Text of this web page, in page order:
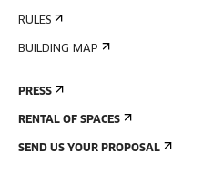
RULES
BUILDING MAP
PRESS
RENTAL OF SPACES
SEND US YOUR PROPOSAL